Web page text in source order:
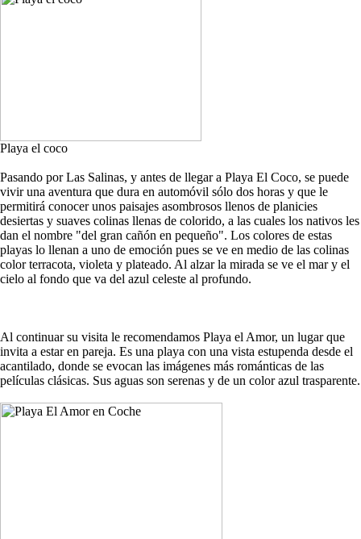
Playa el coco
Pasando por Las Salinas, y antes de llegar a Playa El Coco, se puede
vivir una aventura que dura en automóvil sólo dos horas y que le
permitirá conocer unos paisajes asombrosos llenos de planicies
desiertas y suaves colinas llenas de colorido, a las cuales los nativos les
dan el nombre "del gran cañón en pequeño". Los colores de estas
playas lo llenan a uno de emoción pues se ve en medio de las colinas
color terracota, violeta y plateado. Al alzar la mirada se ve el mar y el
cielo al fondo que va del azul celeste al profundo.
Al continuar su visita le recomendamos Playa el Amor, un lugar que
invita a estar en pareja. Es una playa con una vista estupenda desde el
acantilado, donde se evocan las imágenes más románticas de las
películas clásicas. Sus aguas son serenas y de un color azul trasparente.